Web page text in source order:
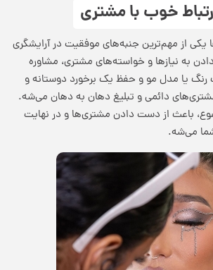
یکی از مهم‌ترین جنبه‌های موفقیت در آرایشگری
به نیازها و خواسته‌های مشتری، مشاوره
یا مدل مو و حفظ یک برخورد دوستانه و
دائمی و تبلیغ دهان به دهان می‌شه.
باعث از دست دادن مشتری‌ها و در نهایت
می‌شه.